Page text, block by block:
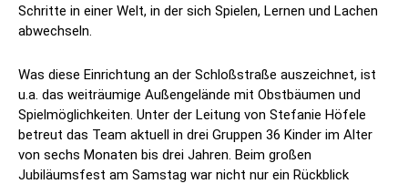
Schritte in einer Welt, in der sich Spielen, Lernen und Lachen
abwechseln.
Was diese Einrichtung an der Schloßstraße auszeichnet, ist
u.a. das weiträumige Außengelände mit Obstbäumen und
Spielmöglichkeiten. Unter der Leitung von Stefanie Höfele
betreut das Team aktuell in drei Gruppen 36 Kinder im Alter
von sechs Monaten bis drei Jahren. Beim großen
Jubiläumsfest am Samstag war nicht nur ein Rückblick